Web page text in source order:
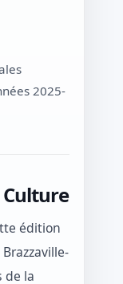
2025-
Culture
édition
de la